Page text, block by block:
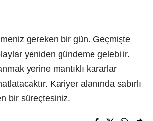
gereken bir gün. Geçmişte
yeniden gündeme gelebilir.
yerine mantıklı kararlar
Kariyer alanında sabırlı
bir süreçtesiniz.